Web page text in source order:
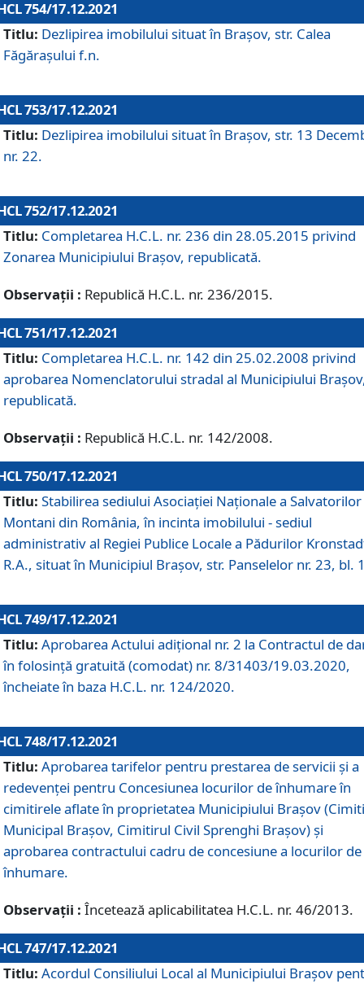
754/17.12.2021
Titlu: Dezlipirea imobilului situat în Brașov, str. Calea
Făgărașului f.n.
753/17.12.2021
Titlu: Dezlipirea imobilului situat în Brașov, str. 13
nr. 22.
752/17.12.2021
Titlu: Completarea H.C.L. nr. 236 din 28.05.2015 privind
Zonarea Municipiului Braşov, republicată.
Observații : Republică H.C.L. nr. 236/2015.
751/17.12.2021
Titlu: Completarea H.C.L. nr. 142 din 25.02.2008 privind
aprobarea Nomenclatorului stradal al Municipiului
republicată.
Observații : Republică H.C.L. nr. 142/2008.
750/17.12.2021
Titlu: Stabilirea sediului Asociației Naționale a Salvatorilor
Montani din România, în incinta imobilului - sediul
administrativ al Regiei Publice Locale a Pădurilor
R.A., situat în Municipiul Braşov, str. Panselelor nr. 23, bl.
749/17.12.2021
Titlu: Aprobarea Actului adițional nr. 2 la Contractul de
în folosință gratuită (comodat) nr. 8/31403/19.03.2020,
încheiate în baza H.C.L. nr. 124/2020.
748/17.12.2021
Titlu: Aprobarea tarifelor pentru prestarea de servicii şi a
redevenţei pentru Concesiunea locurilor de înhumare în
cimitirele aflate în proprietatea Municipiului Braşov
Municipal Braşov, Cimitirul Civil Sprenghi Braşov) şi
aprobarea contractului cadru de concesiune a locurilor de
înhumare.
Observații : Încetează aplicabilitatea H.C.L. nr. 46/2013.
747/17.12.2021
Titlu: Acordul Consiliului Local al Municipiului Braşov